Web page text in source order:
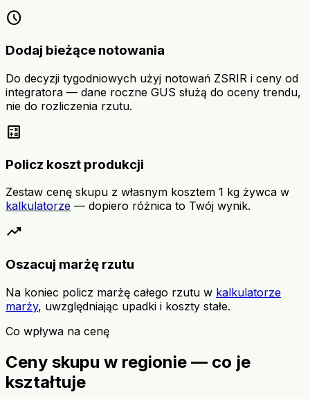
schedule
Dodaj bieżące notowania
Do decyzji tygodniowych użyj notowań ZSRIR i ceny od
integratora — dane roczne GUS służą do oceny trendu,
nie do rozliczenia rzutu.
calculate
Policz koszt produkcji
Zestaw cenę skupu z własnym kosztem 1 kg żywca w
kalkulatorze — dopiero różnica to Twój wynik.
trending_up
Oszacuj marżę rzutu
Na koniec policz marżę całego rzutu w kalkulatorze
marży, uwzględniając upadki i koszty stałe.
Co wpływa na cenę
Ceny skupu w regionie — co je
kształtuje